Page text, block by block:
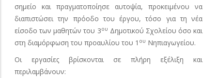
σημείο και πραγματοποίησε αυτοψία, προκειμένου να
διαπιστώσει την πρόοδο του έργου, τόσο για τη νέα
είσοδο των μαθητών του 3ου Δημοτικού Σχολείου όσο και
στη διαμόρφωση του προαυλίου του 1 ου Νηπιαγωγείου.
Οι εργασίες βρίσκονται σε πλήρη εξέλιξη και
περιλαμβάνουν: